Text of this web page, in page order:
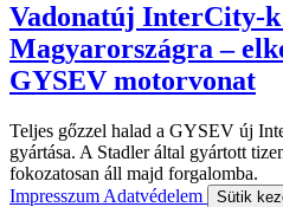
Vadonatúj InterCity-
Magyarországra –
GYSEV motorvonat
Teljes gőzzel halad a GYSEV új
gyártása. A Stadler által gyártott
fokozatosan áll majd forgalomba.
Impresszum Adatvédelem Sütik